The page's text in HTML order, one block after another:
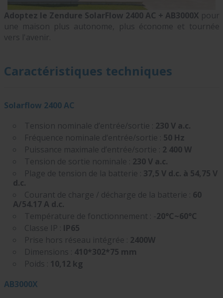
Adoptez le Zendure SolarFlow 2400 AC + AB3000X pour
une maison plus autonome, plus économe et tournée
vers l'avenir.
Caractéristiques techniques
Solarflow 2400 AC
Tension nominale d’entrée/sortie : 230 V a.c.
Fréquence nominale d‘entrée/sortie : 50 Hz
Puissance maximale d’entrée/sortie : 2 400 W
Tension de sortie nominale : 230 V a.c.
Plage de tension de la batterie : 37,5 V d.c. à 54,75 V
d.c.
Courant de charge / décharge de la batterie : 60
A/54.17 A d.c.
Température de fonctionnement : -20°C~60°C
Classe IP : IP65
Prise hors réseau intégrée : 2400W
Dimensions : 410*302*75 mm
Poids : 10,12 kg
AB3000X